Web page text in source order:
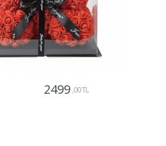
2499 ,00 TL